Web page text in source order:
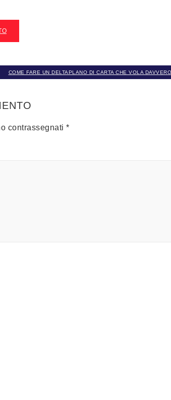
COME FARE UN DELTAPLANO DI CARTA CHE VOLA
contrassegnati *